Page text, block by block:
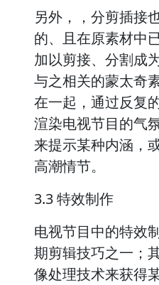
另外，，分剪插接
的、且在原素材中
加以剪接、分割成
与之相关的蒙太奇
在一起，通过反复
渲染电视节目的气
来提示某种内涵，
高潮情节。
3.3 特效制作
电视节目中的特效
期剪辑技巧之一；
像处理技术来获得